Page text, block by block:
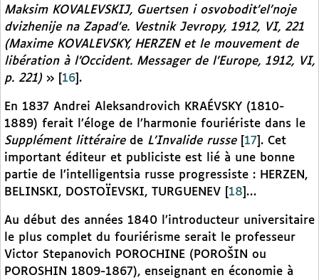
Maksim KOVALEVSKIJ, Guertsen i osvobodit’el’noje
dvizhenije na Zapad’e. Vestnik Jevropy, 1912, VI, 221
(Maxime KOVALEVSKY, HERZEN et le mouvement de
libération à l’Occident. Messager de l’Europe, 1912, VI,
p. 221) » 16 .
En 1837 Andrei Aleksandrovich KRAÉVSKY (1810-
1889) ferait l’éloge de l’harmonie fouriériste dans le
Supplément littérairede L’Invalide russe[ 17 . Cet
important éditeur et publiciste est lié à une bonne
partie de l’intelligentsia russe progressiste : HERZEN,
BELINSKI, DOSTOÏEVSKI, TURGUENEV
18 …
Au début des années 1840 l’introducteur universitaire
le plus complet du fouriérisme serait le professeur
Victor Stepanovich POROCHINE (POROŠIN ou
POROSHIN 1809-1867), enseignant en économie à